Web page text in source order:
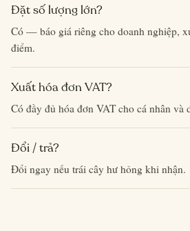
Đặt số lượng lớn?
Có — báo giá riêng cho doanh nghiệp,
điểm.
Xuất hóa đơn VAT?
Có đầy đủ hóa đơn VAT cho cá nhân và
Đổi / trả?
Đổi ngay nếu trái cây hư hỏng khi nhận.